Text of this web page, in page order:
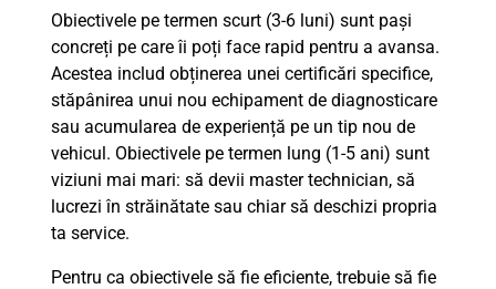
Obiectivele pe termen scurt (3-6 luni) sunt pași
concreți pe care îi poți face rapid pentru a avansa.
Acestea includ obținerea unei certificări specifice,
stăpânirea unui nou echipament de diagnosticare
sau acumularea de experiență pe un tip nou de
vehicul. Obiectivele pe termen lung (1-5 ani) sunt
viziuni mai mari: să devii master technician, să
lucrezi în străinătate sau chiar să deschizi propria
ta service.
Pentru ca obiectivele să fie eficiente, trebuie să fie